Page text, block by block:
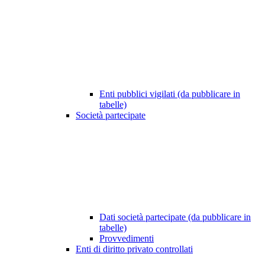
Enti pubblici vigilati (da pubblicare in
tabelle)
Società partecipate
Dati società partecipate (da pubblicare in
tabelle)
Provvedimenti
Enti di diritto privato controllati